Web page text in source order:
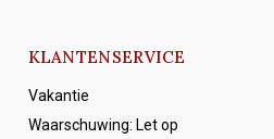
KLANTENSERVICE
Vakantie
Waarschuwing: Let op